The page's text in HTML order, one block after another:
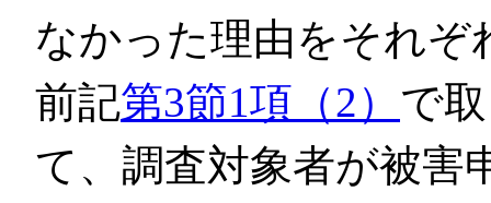
なかった理由をそれ
前記第3節1項（2） で
て、調査対象者が被害